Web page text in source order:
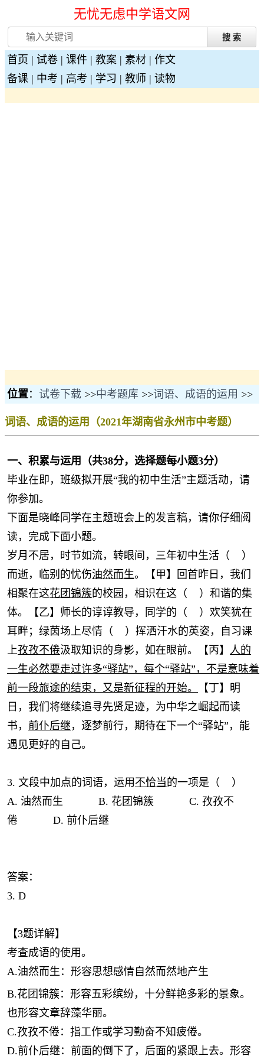
无忧无虑中学语文网
首页 | 试卷 | 课件 | 教案 | 素材 | 作文
备课 | 中考 | 高考 | 学习 | 教师 | 读物
位置： 试卷下载 >>中考题库 >>词语、成语的运用 >>
词语、成语的运用（2021年湖南省永州市中考题）
一、积累与运用（共38分，选择题每小题3分）
毕业在即，班级拟开展“我的初中生活”主题活动，请
你参加。
下面是晓峰同学在主题班会上的发言稿，请你仔细阅
读，完成下面小题。
岁月不居，时节如流，转眼间，三年初中生活（ ）
而逝，临别的忧伤油然而生。【甲】回首昨日，我们
相聚在这花团锦簇的校园，相识在这（ ）和谐的集
体。【乙】师长的谆谆教导，同学的（ ）欢笑犹在
耳畔；绿茵场上尽情（ ）挥洒汗水的英姿，自习课
上孜孜不倦汲取知识的身影，如在眼前。【丙】 人的
一生必然要走过许多“驿站”，每个“驿站”，不是意味着
前一段旅途的结束，又是新征程的开始。
【丁】明
日，我们将继续追寻先贤足迹，为中华之崛起而读
书， 前仆后继 ，逐梦前行，期待在下一个“驿站”，能
遇见更好的自己。
3. 文段中加点的词语，运用 不恰当 的一项是（ ）
A. 油然而生 B. 花团锦簇 C. 孜孜不
倦 D. 前仆后继
答案：
3. D
【3题详解】
考查成语的使用。
A.油然而生：形容思想感情自然而然地产生
B.花团锦簇：形容五彩缤纷，十分鲜艳多彩的景象。
也形容文章辞藻华丽。
C.孜孜不倦：指工作或学习勤奋不知疲倦。
D.前仆后继：前面的倒下了，后面的紧跟上去。形容